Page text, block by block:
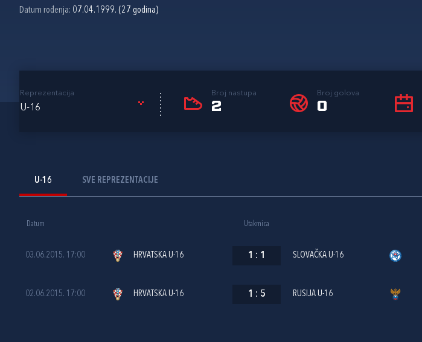
Datum rođenja: 07.04.1999. (27 godina)
Reprezentacija
U-16
Broj nastupa
2
Broj golova
0
U-16 SVE REPREZENTACIJE
Datum Utakmica
03.06.2015. 17:00 HRVATSKA U-16 1 : 1 SLOVAČKA U-16
02.06.2015. 17:00 HRVATSKA U-16 1 : 5 RUSIJA U-16